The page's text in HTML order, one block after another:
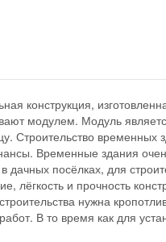
конструкция,
модулем. Модуль
Строительство временных
Временные здания
дачных посёлках, для
лёгкость и прочность
нужна
В то время как для